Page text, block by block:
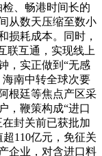
、畅港时间长的
从数天压缩至数小
损耗成本。同时，
联互通，实现线上
，实正做到“无感
南中转全球次要
根廷等焦点产区采
，鞭策构成“进口
封关前已获批加
110亿元，免征关
企业，对含进口料